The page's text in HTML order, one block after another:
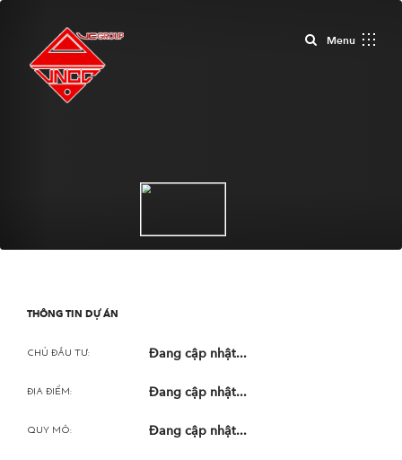
MenuClose
THÔNG TIN DỰ ÁN
CHỦ ĐẦU TƯ: Đang cập nhật...
ĐỊA ĐIỂM: Đang cập nhật...
QUY MÔ: Đang cập nhật...